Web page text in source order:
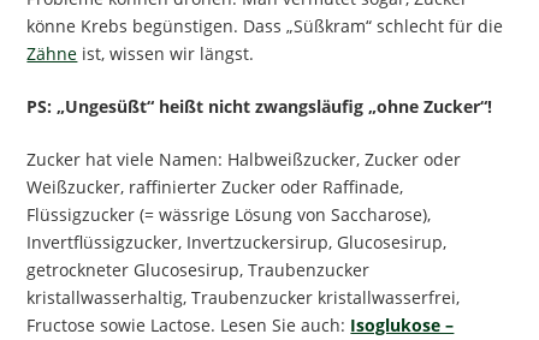
könne Krebs begünstigen. Dass „Süßkram“ schlecht für die
Zähne ist, wissen wir längst.
PS: „Ungesüßt“ heißt nicht zwangsläufig „ohne Zucker“!
Zucker hat viele Namen: Halbweißzucker, Zucker oder
Weißzucker, raffinierter Zucker oder Raffinade,
Flüssigzucker (= wässrige Lösung von Saccharose),
Invertflüssigzucker, Invertzuckersirup, Glucosesirup,
getrockneter Glucosesirup, Traubenzucker
kristallwasserhaltig, Traubenzucker kristallwasserfrei,
Fructose sowie Lactose. Lesen Sie auch: Isoglukose –